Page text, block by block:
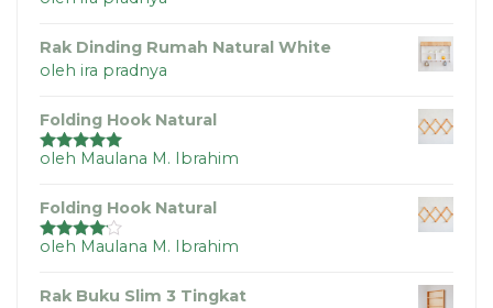
Rak Dinding Rumah Natural White
oleh ira pradnya
Folding Hook Natural
Dinilai5 dari
oleh Maulana M. Ibrahim
Folding Hook Natural
Dinilai4
oleh Maulana M. Ibrahim
Rak Buku Slim 3 Tingkat